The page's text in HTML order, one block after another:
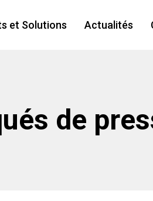
et Solutions Actualités
de